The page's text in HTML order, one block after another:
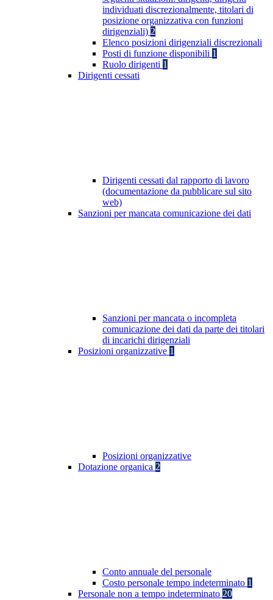
individuati discrezionalmente, titolari di
posizione organizzativa con funzioni
dirigenziali) 2
Elenco posizioni dirigenziali discrezionali
Posti di funzione disponibili 1
Ruolo dirigenti 1
Dirigenti cessati
Dirigenti cessati dal rapporto di lavoro
(documentazione da pubblicare sul sito
web)
Sanzioni per mancata comunicazione dei dati
Sanzioni per mancata o incompleta
comunicazione dei dati da parte dei titolari
di incarichi dirigenziali
Posizioni organizzative 1
Posizioni organizzative
Dotazione organica 2
Conto annuale del personale
Costo personale tempo indeterminato 1
Personale non a tempo indeterminato 20